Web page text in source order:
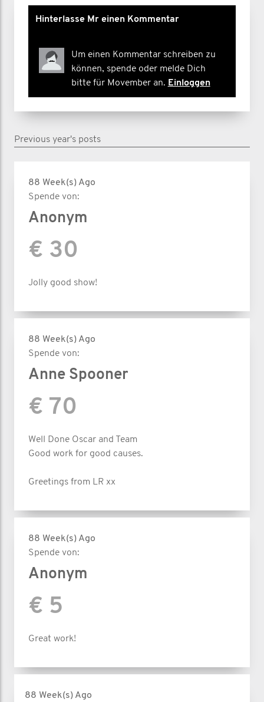
Hinterlasse Mr einen Kommentar
Um einen Kommentar schreiben zu
können, spende oder melde Dich
bitte für Movember an. Einloggen
Previous year's posts
88 Week(s) Ago
Spende von:
Anonym
€ 30
Jolly good show!
88 Week(s) Ago
Spende von:
Anne Spooner
€ 70
Well Done Oscar and Team
Good work for good causes.
Greetings from LR xx
88 Week(s) Ago
Spende von:
Anonym
€ 5
Great work!
88 Week(s) Ago